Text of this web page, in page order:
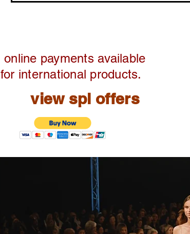
online payments available
for international products.
view spl offers